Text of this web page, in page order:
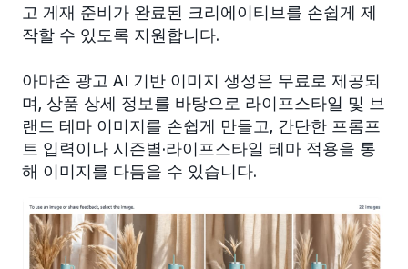
고 게재 준비가 완료된 크리에이티브를 손쉽게 제
작할 수 있도록 지원합니다.
아마존 광고 AI 기반 이미지 생성은 무료로 제공되
며, 상품 상세 정보를 바탕으로 라이프스타일 및 브
랜드 테마 이미지를 손쉽게 만들고, 간단한 프롬프
트 입력이나 시즌별·라이프스타일 테마 적용을 통
해 이미지를 다듬을 수 있습니다.